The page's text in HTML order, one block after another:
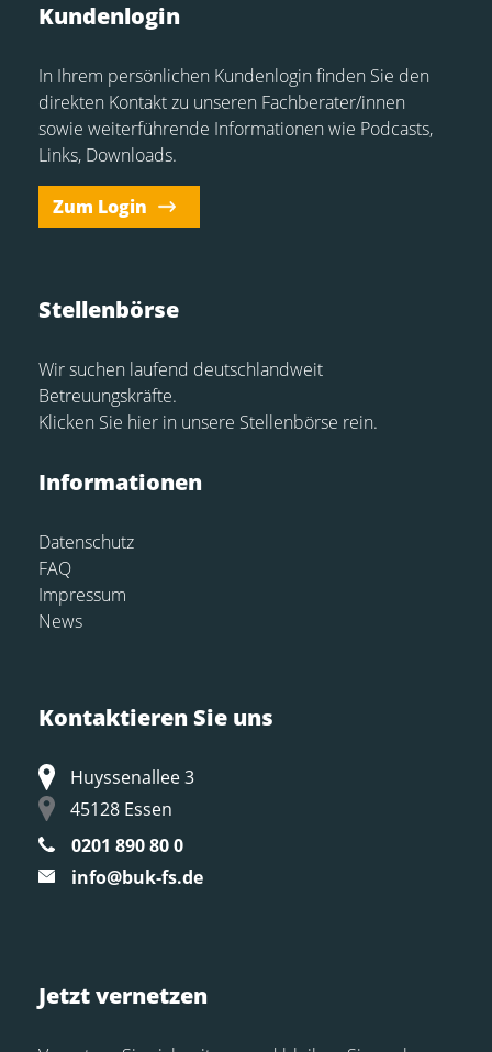
Kundenlogin
In Ihrem persönlichen Kundenlogin finden Sie den
direkten Kontakt zu unseren Fachberater/innen
sowie weiterführende Informationen wie Podcasts,
Links, Downloads.
Zum Login
Stellenbörse
Wir suchen laufend deutschlandweit
Betreuungskräfte.
Klicken Sie hier in unsere Stellenbörse rein.
Informationen
Datenschutz
FAQ
Impressum
News
Kontaktieren Sie uns
Huyssenallee 3
45128 Essen
0201 890 80 0
info@buk-fs.de
Jetzt vernetzen